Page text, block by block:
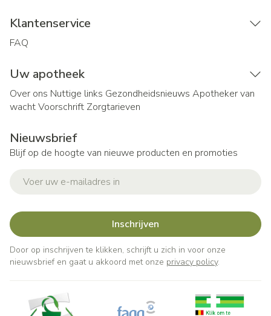
Klantenservice
FAQ
Uw apotheek
Over ons Nuttige links Gezondheidsnieuws Apotheker van
wachtVoorschrift Zorgtarieven
Nieuwsbrief
Blijf op de hoogte van nieuwe producten en promoties
Inschrijven
Door op inschrijven te klikken, schrijft u zich in voor onze
nieuwsbrief en gaat u akkoord met onze privacy policy.